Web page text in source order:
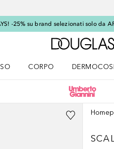
-25% su brand selezionati solo da
CORPO